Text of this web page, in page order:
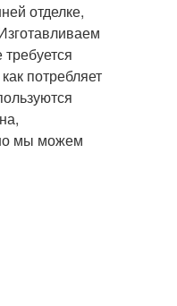
отделке,
потребляет
мы можем